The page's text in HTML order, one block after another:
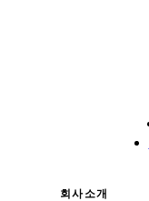
회사소개